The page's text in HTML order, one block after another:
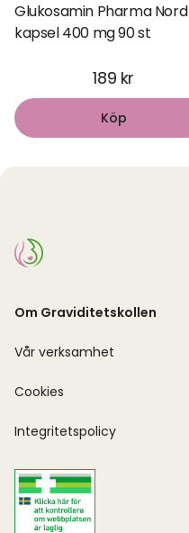
Glukosamin Pharma Nord
kapsel 400 mg 90 st
189 kr
Köp
Om Graviditetskollen
Vår verksamhet
Cookies
Integritetspolicy